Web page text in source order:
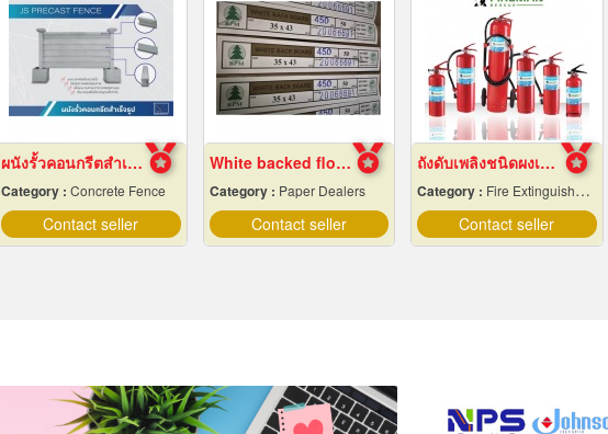
ผนังรั้วคอนกรีตสำเร็จรูป
Category : Concrete Fence
Contact seller
White backed flour box paper
Category : Paper Dealers
Contact seller
ถังดับเพลิงชนิดผงเคมีแห้ง
Category : Fire Extinguishers & Equipment
Contact seller